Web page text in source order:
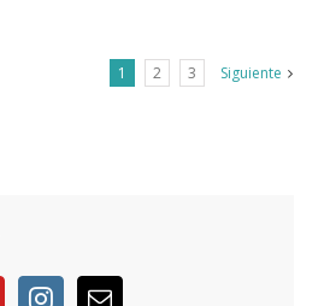
1 2 3 Siguiente